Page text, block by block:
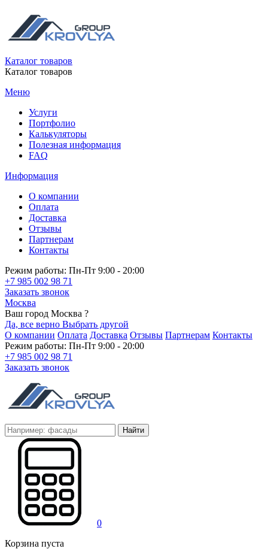
Каталог товаров
Каталог товаров
Меню
Услуги
Портфолио
Калькуляторы
Полезная информация
FAQ
Информация
О компании
Оплата
Доставка
Отзывы
Партнерам
Контакты
Режим работы: Пн-Пт 9:00 - 20:00
+7 985 002 98 71
Заказать звонок
Москва
Ваш город Москва ?
Да, все верно Выбрать другой
О компании Оплата Доставка Отзывы Партнерам Контакты
Режим работы: Пн-Пт 9:00 - 20:00
+7 985 002 98 71
Заказать звонок
Найти
0
Корзина пуста